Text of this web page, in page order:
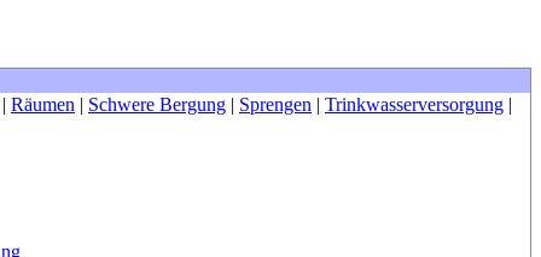
Räumen | Schwere Bergung | Sprengen | Trinkwasserversorgung |